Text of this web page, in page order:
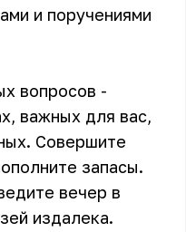
и поручениями
вопросов -
важных для вас,
Совершите
запасы.
вечер в
издалека.